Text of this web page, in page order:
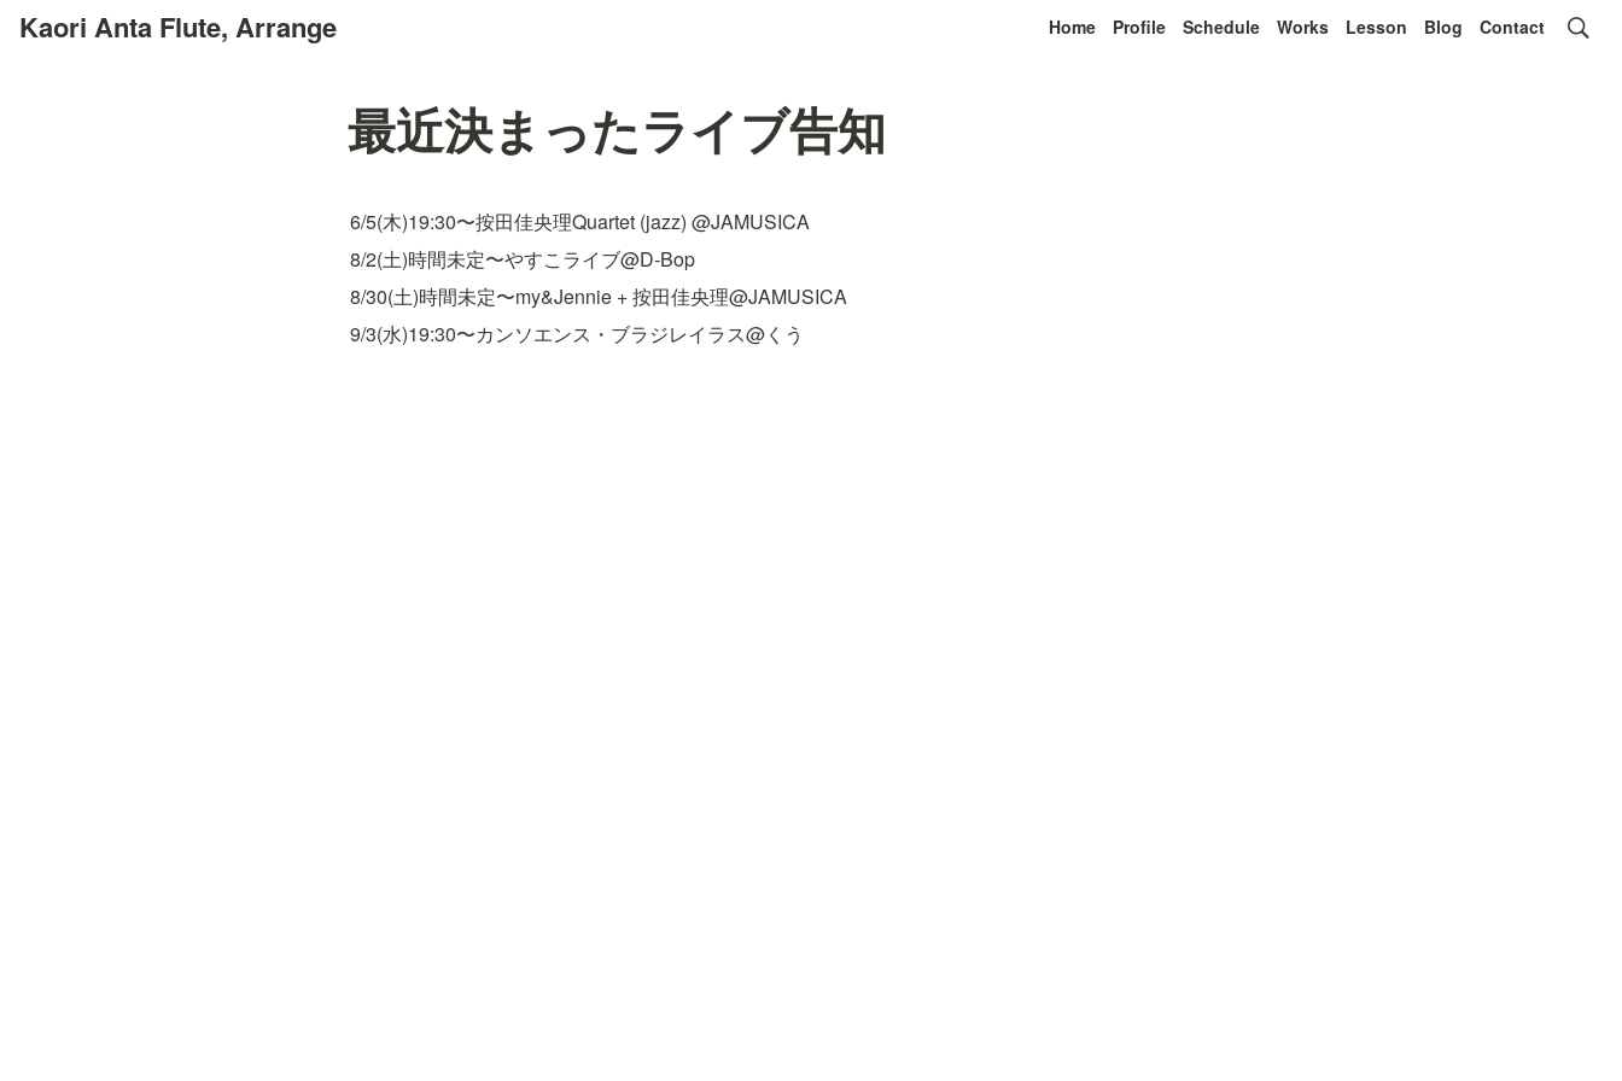
Kaori Anta Flute, Arrange Home Profile Schedule Works Lesson Blog Contact
最近決まったライブ告知
6/5(木)19:30〜按田佳央理Quartet (jazz) @JAMUSICA
8/2(土)時間未定〜やすこライブ@D-Bop
8/30(土)時間未定〜my&Jennie + 按田佳央理@JAMUSICA
9/3(水)19:30〜カンソエンス・ブラジレイラス@くう